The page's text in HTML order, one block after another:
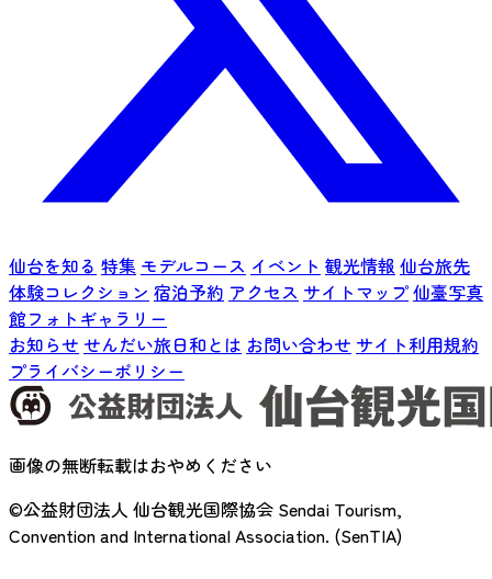
仙台を知る 特集 モデルコース イベント 観光情報 仙台旅先
体験コレクション 宿泊予約 アクセス サイトマップ仙臺写真
館フォトギャラリー
お知らせ せんだい旅日和とは お問い合わせ サイト利用規約
プライバシーポリシー
画像の無断転載はおやめください
©公益財団法人 仙台観光国際協会 Sendai Tourism,
Convention and International Association. (SenTIA)